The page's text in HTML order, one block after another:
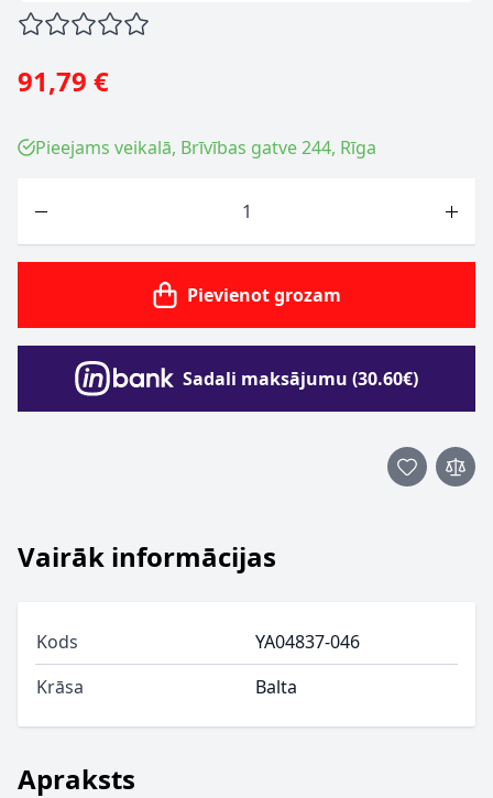
91,79 €
Pieejams veikalā, Brīvības gatve 244, Rīga
Pievienot grozam
Sadali maksājumu (30.60€)
Apraksts
Vairāk informācijas
Kods
YA04837-046
Krāsa
Balta